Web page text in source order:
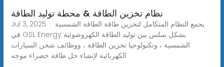
نظام تخزين الطاقة & محطة توليد الطاقة
Jul 3, 2025 · يجمع النظام المتكامل لتخزين طاقة الطاقة الشمسية
في GSL Energy بشكل سلس بين توليد الطاقة الكهروضوئية
الشمسية ، وتكنولوجيا تخزين الطاقة ، ووظائف شحن السيارات
الكهربائية لإنشاء حل طاقة خضراء موجه